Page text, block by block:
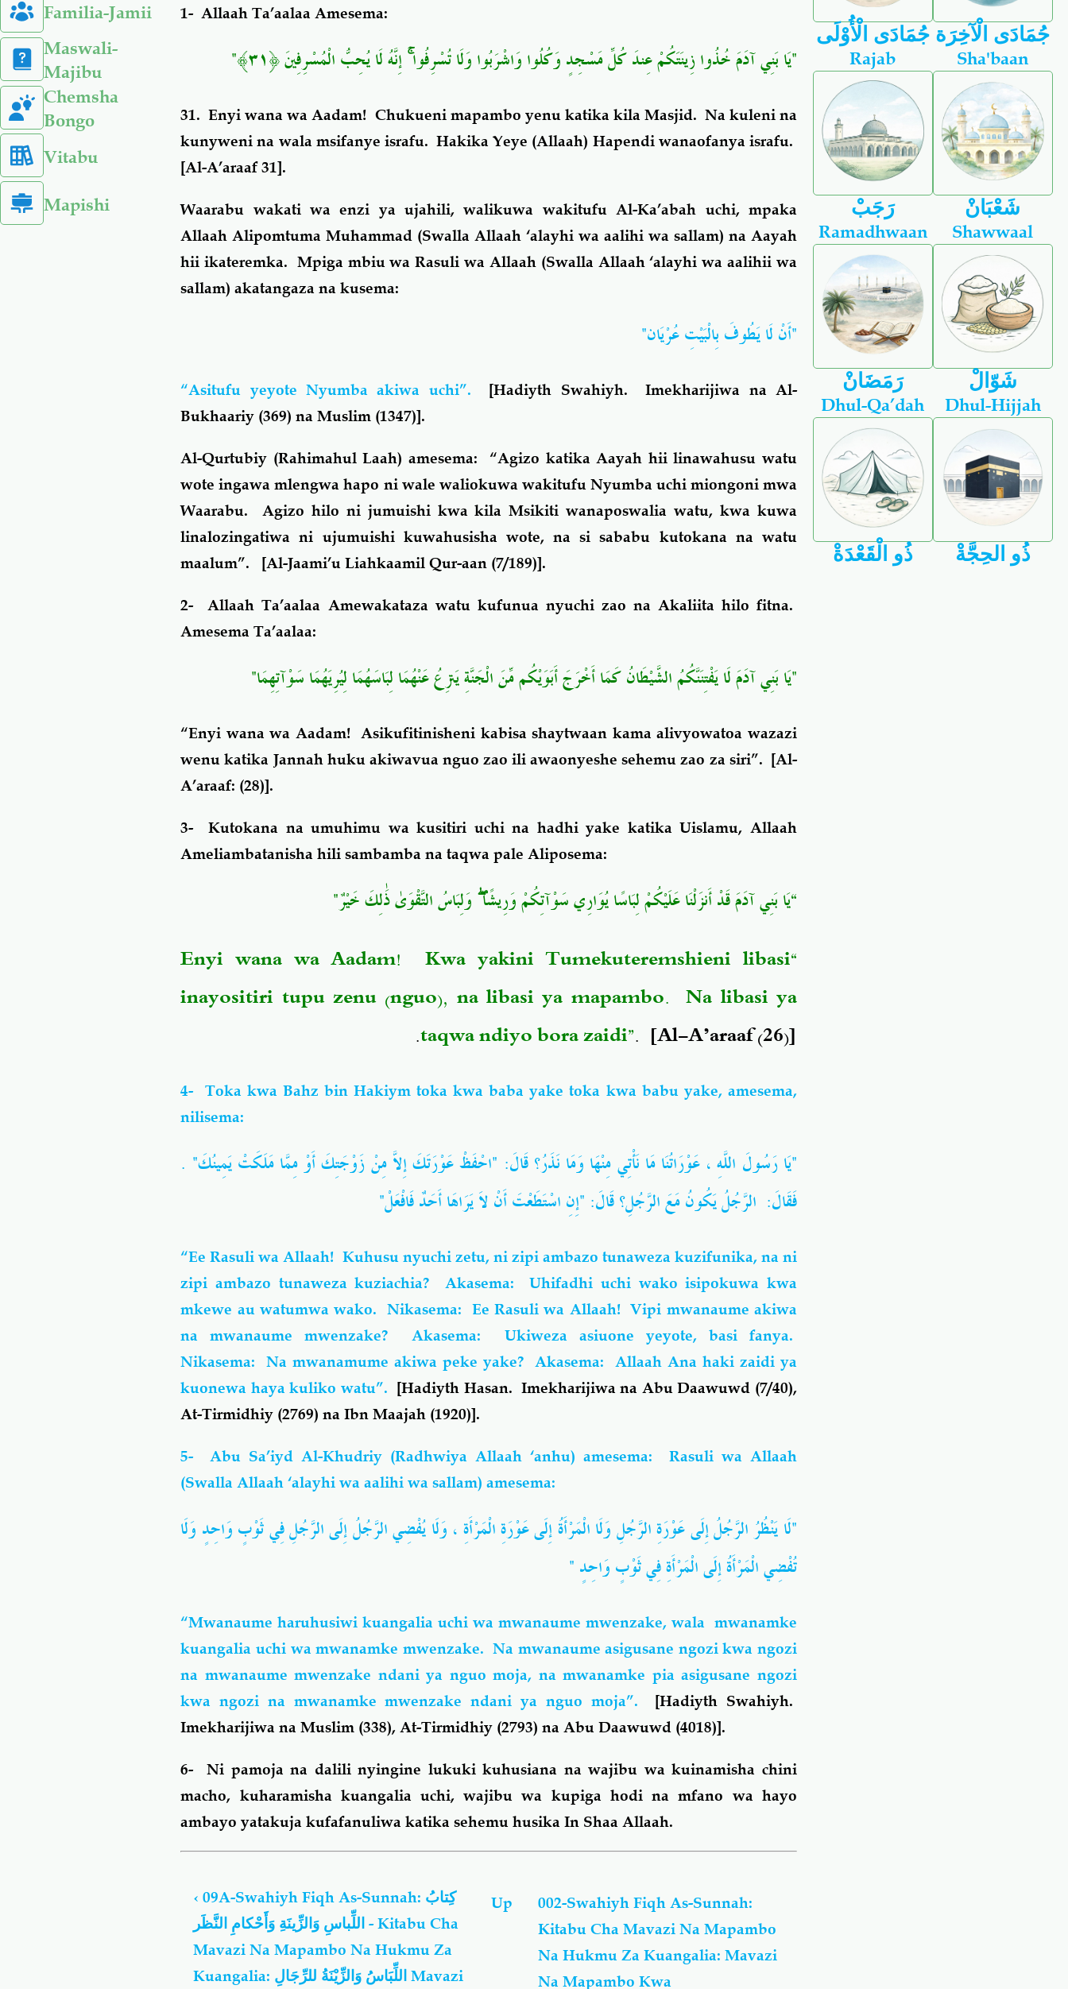
Familia-Jamii
Maswali-
Majibu
Chemsha
Bongo
Vitabu
Mapishi
1- Allaah Ta’aalaa Amesema:
"يَا بَنِي آدَمَ خُذُوا زِينَتَكُمْ عِندَ كُلِّ مَسْجِدٍ وَكُلُوا وَاشْرَبُوا وَلَا تُسْرِفُواإِنَّهُ لَا يُحِبُّ الْمُسْرِفِينَ ﴿٣١﴾"
31. Enyi wana wa Aadam! Chukueni mapambo yenu katika kila Masjid. Na kuleni na
kunyweni na wala msifanye israfu. Hakika Yeye (Allaah) Hapendi wanaofanya israfu.
[Al-A’araaf 31].
Waarabu wakati wa enzi ya ujahili, walikuwa wakitufu Al-Ka’abah uchi, mpaka
Allaah Alipomtuma Muhammad (Swalla Allaah ‘alayhi wa aalihi wa sallam) na Aayah
hii ikateremka. Mpiga mbiu wa Rasuli wa Allaah (Swalla Allaah ‘alayhi wa aalihii wa
sallam) akatangaza na kusema:
"أَنْ لَا يَطُوفَ بِالْبَيْتِ عُرْيَان"
“Asitufu yeyote Nyumba akiwa uchi”. [Hadiyth Swahiyh. Imekharijiwa na Al-
Bukhaariy (369) na Muslim (1347)].
Al-Qurtubiy (Rahimahul Laah) amesema: “Agizo katika Aayah hii linawahusu watu
wote ingawa mlengwa hapo ni wale waliokuwa wakitufu Nyumba uchi miongoni mwa
Waarabu. Agizo hilo ni jumuishi kwa kila Msikiti wanaposwalia watu, kwa kuwa
linalozingatiwa ni ujumuishi kuwahusisha wote, na si sababu kutokana na watu
maalum”. [Al-Jaami’u Liahkaamil Qur-aan (7/189)].
2- Allaah Ta’aalaa Amewakataza watu kufunua nyuchi zao na Akaliita hilo fitna.
Amesema Ta’aalaa:
"يَا بَنِي آدَمَ لَا يَفْتِنَنَّكُمُ الشَّيْطَانُ كَمَا أَخْرَجَ أَبَوَيْكُم مِّنَ الْجَنَّةِ يَنزِعُ عَنْهُمَا لِبَاسَهُمَا لِيُرِيَهُمَا سَوْآتِهِمَا"
“Enyi wana wa Aadam! Asikufitinisheni kabisa shaytwaan kama alivyowatoa wazazi
wenu katika Jannah huku akiwavua nguo zao ili awaonyeshe sehemu zao za siri”. [Al-
A’araaf: (28)].
3- Kutokana na umuhimu wa kusitiri uchi na hadhi yake katika Uislamu, Allaah
Ameliambatanisha hili sambamba na taqwa pale Aliposema:
“يَا بَنِي آدَمَ قَدْ أَنزَلْنَا عَلَيْكُمْ لِبَاسًا يُوَارِي سَوْآتِكُمْ وَرِيشًا وَلِبَاسُ التَّقْوَىٰ ذَٰلِكَ خَيْرٌ"
“Enyi wana wa Aadam! Kwa yakini Tumekuteremshieni libasi
inayositiri tupu zenu (nguo), na libasi ya mapambo. Na libasi ya
taqwa ndiyo bora zaidi”. [Al-A’araaf (26)].
4- Toka kwa Bahz bin Hakiym toka kwa baba yake toka kwa babu yake, amesema,
nilisema:
"يَا رَسُولَ اللَّهِ ، عَوْرَاتُنَا مَا نَأْتِي مِنْهَا وَمَا نَذَرُ؟ قَالَ: ‏"‏احْفَظْ عَوْرَتَكَ إِلاَّ مِنْ زَوْجَتِكَ أَوْ مِمَّا مَلَكَتْ يَمِينُكَ‏"‏ ‏.‏
فَقَالَ: الرَّجُلُ يَكُونُ مَعَ الرَّجُلِ؟ قَالَ: ‏"‏إِنِ اسْتَطَعْتَ أَنْ لاَ يَرَاهَا أَحَدٌ فَافْعَلْ"
“Ee Rasuli wa Allaah! Kuhusu nyuchi zetu, ni zipi ambazo tunaweza kuzifunika, na ni
zipi ambazo tunaweza kuziachia? Akasema: Uhifadhi uchi wako isipokuwa kwa
mkewe au watumwa wako. Nikasema: Ee Rasuli wa Allaah! Vipi mwanaume akiwa
na mwanaume mwenzake? Akasema: Ukiweza asiuone yeyote, basi fanya.
Nikasema: Na mwanamume akiwa peke yake? Akasema: Allaah Ana haki zaidi ya
kuonewa haya kuliko watu”. [Hadiyth Hasan. Imekharijiwa na Abu Daawuwd (7/40),
At-Tirmidhiy (2769) na Ibn Maajah (1920)].
5- Abu Sa’iyd Al-Khudriy (Radhwiya Allaah ‘anhu) amesema: Rasuli wa Allaah
(Swalla Allaah ‘alayhi wa aalihi wa sallam) amesema:
"لَا يَنْظُرُ الرَّجُلُ إِلَى عَوْرَةِ الرَّجُلِ وَلَا الْمَرْأَةُ إِلَى عَوْرَةِ الْمَرْأَةِ ، وَلَا يُفْضِي الرَّجُلُ إِلَى الرَّجُلِ فِي ثَوْبٍ وَاحِدٍ وَلَا
تُفْضِي الْمَرْأَةُ إِلَى الْمَرْأَةِ فِي ثَوْبٍ وَاحِدٍ "
“Mwanaume haruhusiwi kuangalia uchi wa mwanaume mwenzake, wala mwanamke
kuangalia uchi wa mwanamke mwenzake. Na mwanaume asigusane ngozi kwa ngozi
na mwanaume mwenzake ndani ya nguo moja, na mwanamke pia asigusane ngozi
kwa ngozi na mwanamke mwenzake ndani ya nguo moja”. [Hadiyth Swahiyh.
Imekharijiwa na Muslim (338), At-Tirmidhiy (2793) na Abu Daawuwd (4018)].
6- Ni pamoja na dalili nyingine lukuki kuhusiana na wajibu wa kuinamisha chini
macho, kuharamisha kuangalia uchi, wajibu wa kupiga hodi na mfano wa hayo
ambayo yatakuja kufafanuliwa katika sehemu husika In Shaa Allaah.
links
for
09A-
‹ 09A-Swahiyh Fiqh As-Sunnah: كِتابُ
اللِّباسِ وَالزِّينَةِ وَأَحْكامِ النَّظَر - Kitabu Cha
Mavazi Na Mapambo Na Hukmu Za
Kuangalia: اللِّبَاسُ وَالزِّيْنَةُ للرِّجَالِ Mavazi
Up
002-Swahiyh Fiqh As-Sunnah:
Kitabu Cha Mavazi Na Mapambo
Na Hukmu Za Kuangalia: Mavazi
Na Mapambo Kwa
جُمَادَى الْأُوْلَى جُمَادَى الْآخِرَة
Rajab
رَجَبْ
Sha'baan
شَعْبَانْ
Ramadhwaan
رَمَضَانْ
Shawwaal
شَوّالْ
Dhul-Qa’dah
ذُو الْقَعْدَةْ
Dhul-Hijjah
ذُو الحِجَّةْ